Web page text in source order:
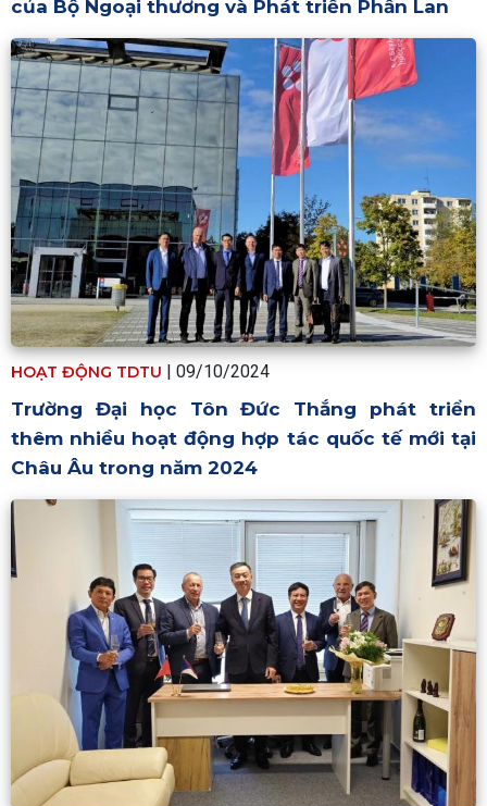
của Bộ Ngoại thương và Phát triển Phần Lan
HOẠT ĐỘNG TDTU | 09/10/2024
Trường Đại học Tôn Đức Thắng phát triển
thêm nhiều hoạt động hợp tác quốc tế mới tại
Châu Âu trong năm 2024